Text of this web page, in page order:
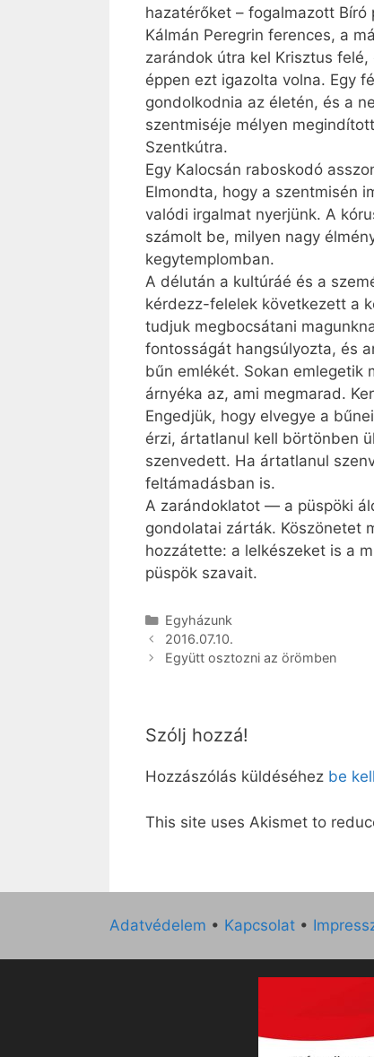
hazatérőket – fogalmazott Bíró
Kálmán Peregrin ferences, a
zarándok útra kel Krisztus
éppen ezt igazolta volna. Egy
gondolkodnia az életén, és a
szentmiséje mélyen
Szentkútra.
Egy Kalocsán raboskodó
Elmondta, hogy a szentmisén
valódi irgalmat nyerjünk. A
számolt be, milyen nagy
kegytemplomban.
A délután a kultúráé és a
kérdezz-felelek következett a
tudjuk megbocsátani
fontosságát hangsúlyozta, és
bűn emlékét. Sokan
árnyéka az, ami megmarad.
Engedjük, hogy elvegye a
érzi, ártatlanul kell börtönben
szenvedett. Ha ártatlanul
feltámadásban is.
A zarándoklatot — a püspöki
gondolatai zárták. Köszönetet
hozzátette: a lelkészeket is a
püspök szavait.
Kategória
Egyházunk
2016.07.10.
Együtt osztozni az örömben
Szólj hozzá!
Hozzászólás küldéséhez be
This site uses Akismet to
Adatvédelem • Kapcsolat •